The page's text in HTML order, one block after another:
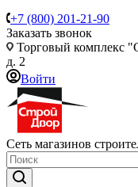
+7 (800) 201-21-90
Заказать звонок
Торговый комплекс
д. 2
Войти
Сеть магазинов